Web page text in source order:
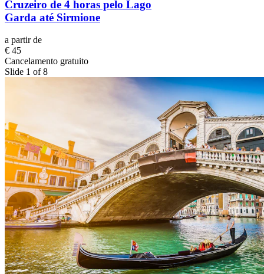
Cruzeiro de 4 horas pelo Lago
Garda até Sirmione
a partir de
€ 45
Cancelamento gratuito
Slide 1 of 8